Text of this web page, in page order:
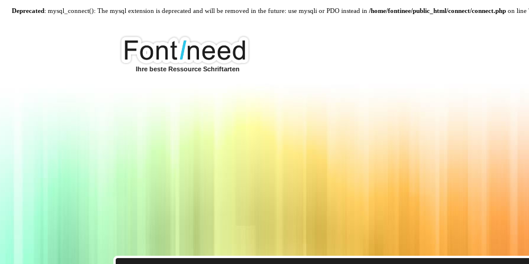
Deprecated: mysql_connect(): The mysql extension is deprecated and will be removed in the future: use mysqli or PDO instead in /home/fontinee/public_html/connect/connect.php on line
Ihre beste Ressource Schriftarten